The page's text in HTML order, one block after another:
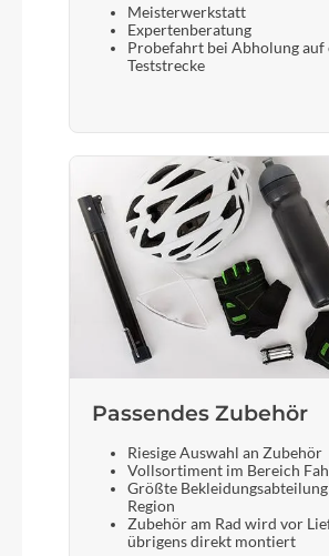
Gewicht
Fuxon FS-70DRL 70Lux
Umwerfer
Shimano Cues FD-U8010
Laufradgröße
Gepäckträger
Meisterwerkstatt
Expertenberatung
Probefahrt bei Abholung auf
Teststrecke
Passendes Zubehör
Riesige Auswahl an Zubehör
Vollsortiment im Bereich
Größte
Region
Zubehör am Rad wird vor
übrigens direkt montiert